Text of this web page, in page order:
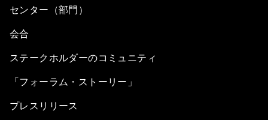
センター（部門）
会合
ステークホルダーのコミュニティ
「フォーラム・ストーリー」
プレスリリース